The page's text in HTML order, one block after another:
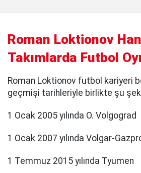
Roman Loktionov
Takımlarda Futbol
Roman Loktionov futbol kariyeri
geçmişi tarihleriyle birlikte şu
1 Ocak 2005 yılında O. Volgograd
1 Ocak 2007 yılında Volgar-
1 Temmuz 2015 yılında Tyumen